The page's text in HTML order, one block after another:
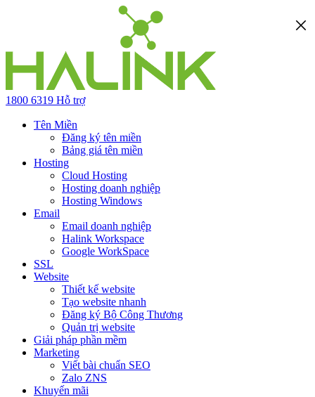
1800 6319 Hỗ trợ
Tên Miền
Đăng ký tên miền
Bảng giá tên miền
Hosting
Cloud Hosting
Hosting doanh nghiệp
Hosting Windows
Email
Email doanh nghiệp
Halink Workspace
Google WorkSpace
SSL
Website
Thiết kế website
Tạo website nhanh
Đăng ký Bộ Công Thương
Quản trị website
Giải pháp phần mềm
Marketing
Viết bài chuẩn SEO
Zalo ZNS
Khuyến mãi